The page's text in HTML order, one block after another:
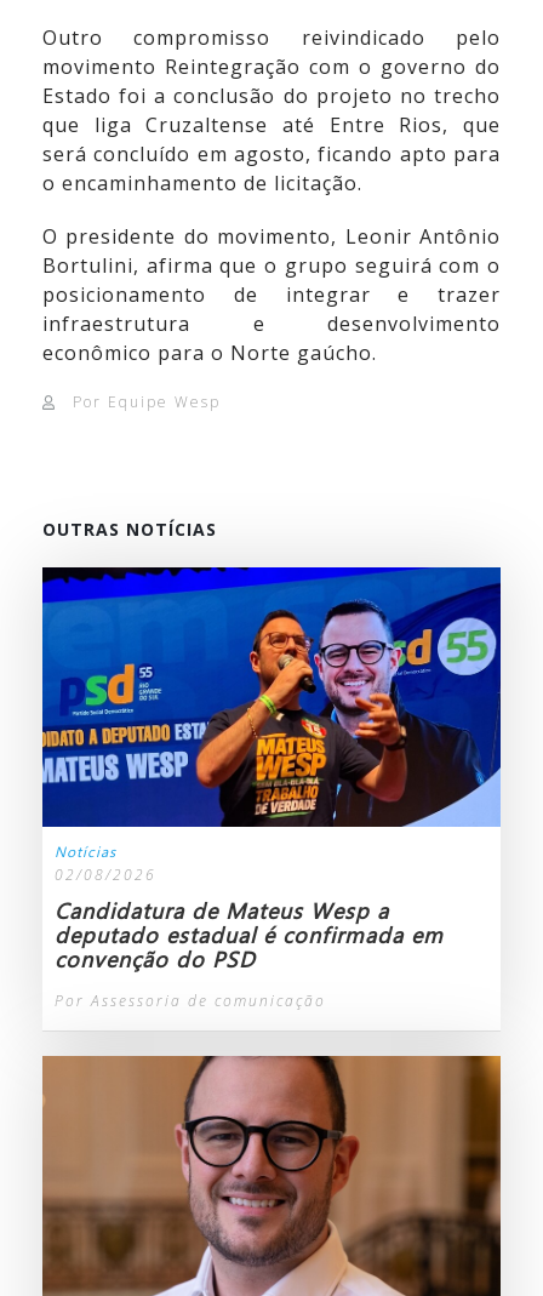
Outro compromisso reivindicado pelo
movimento Reintegração com o governo do
Estado foi a conclusão do projeto no trecho
que liga Cruzaltense até Entre Rios, que
será concluído em agosto, ficando apto para
o encaminhamento de licitação.
O presidente do movimento, Leonir Antônio
Bortulini, afirma que o grupo seguirá com o
posicionamento de integrar e trazer
infraestrutura e desenvolvimento
econômico para o Norte gaúcho.
Por Equipe Wesp
OUTRAS NOTÍCIAS
Notícias
02/08/2026
Candidatura de Mateus Wesp a
deputado estadual é confirmada em
convenção do PSD
Por Assessoria de comunicação